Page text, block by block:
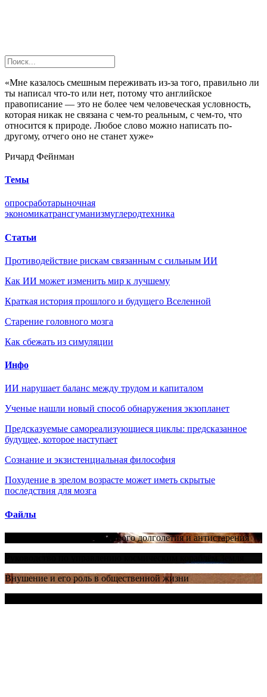
«Мне казалось смешным переживать из-за того, правильно ли
ты написал что-то или нет, потому что английское
правописание — это не более чем человеческая условность,
которая никак не связана с чем-то реальным, с чем-то, что
относится к природе. Любое слово можно написать по-
другому, отчего оно не станет хуже»
Ричард Фейнман
Темы
опросработарыночная
экономикатрансгуманизмуглеродтехника
Статьи
Противодействие рискам связанным с сильным ИИ
Как ИИ может изменить мир к лучшему
Краткая история прошлого и будущего Вселенной
Старение головного мозга
Как сбежать из симуляции
Инфо
ИИ нарушает баланс между трудом и капиталом
Ученые нашли новый способ обнаружения экзопланет
Предсказуемые самореализующиеся циклы: предсказанное
будущее, которое наступает
Сознание и экзистенциальная философия
Похудение в зрелом возрасте может иметь скрытые
последствия для мозга
Файлы
Научные основы качественного долголетия и антистарения
Внушение и его роль в общественной жизни